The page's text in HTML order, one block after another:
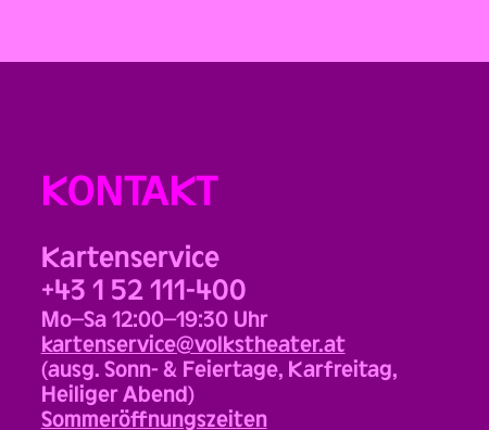
KONTAKT
Kartenservice
+43 1 52 111-400
Mo–Sa 12:00–19:30 Uhr
kartenservice@volkstheater.at
(ausg. Sonn- & Feiertage, Karfreitag,
Heiliger Abend)
Sommeröffnungszeiten